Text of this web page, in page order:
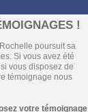
!
poursuit sa
Si vous avez été
vous disposez de
témoignage nous
votre témoignage